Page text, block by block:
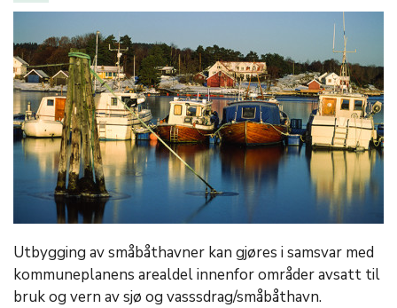
Utbygging av småbåthavner kan gjøres i samsvar med
kommuneplanens arealdel innenfor områder avsatt til
bruk og vern av sjø og vasssdrag/småbåthavn.